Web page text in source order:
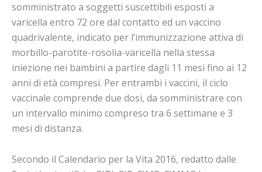
somministrato a soggetti suscettibili esposti a
varicella entro 72 ore dal contatto ed un vaccino
quadrivalente, indicato per l’immunizzazione attiva di
morbillo-parotite-rosolia-varicella nella stessa
iniezione nei bambini a partire dagli 11 mesi fino ai 12
anni di età compresi. Per entrambi i vaccini, il ciclo
vaccinale comprende due dosi, da somministrare con
un intervallo minimo compreso tra 6 settimane e 3
mesi di distanza.
Secondo il Calendario per la Vita 2016, redatto dalle